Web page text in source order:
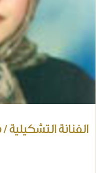
الفنانة التشكيلية